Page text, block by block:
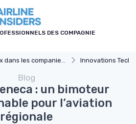
DES COMPAGNIE
les companies d'aviation Innovations
Blog
: un bimoteur
pour l’aviation
régionale
cookies